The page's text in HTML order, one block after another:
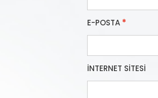
E-POSTA *
İNTERNET SITESI